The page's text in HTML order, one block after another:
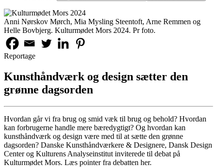
Anni Nørskov Mørch, Mia Mysling Steentoft, Arne Remmen og
Helle Bovbjerg. Kulturmødet Mors 2024. Pr foto.
Reportage
Kunsthåndværk og design sætter den
grønne dagsorden
Hvordan går vi fra brug og smid væk til brug og behold? Hvordan
kan forbrugerne handle mere bæredygtigt? Og hvordan kan
kunsthåndværk og design være med til at sætte den grønne
dagsorden? Danske Kunsthåndværkere & Designere, Dansk Design
Center og Kulturens Analyseinstitut inviterede til debat på
Kulturmødet Mors. Læs pointer fra debatten her.